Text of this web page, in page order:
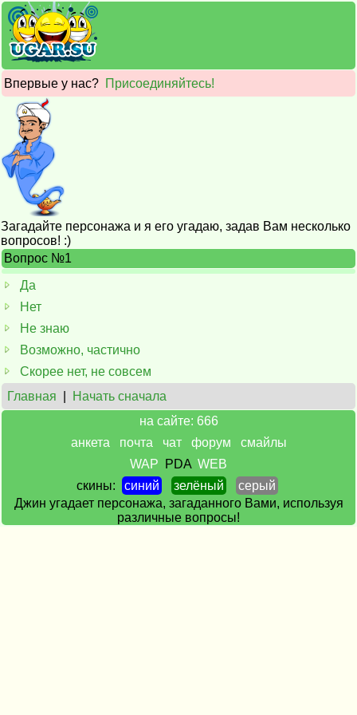
Впервые у нас? Присоединяйтесь!
Загадайте персонажа и я его угадаю, задав Вам несколько
вопросов! :)
Вопрос №1
Да
Нет
Не знаю
Возможно, частично
Скорее нет, не совсем
Главная
Начать сначала
на сайте: 666
анкета
почта чат форум
смайлы
WAP
PDA WEB
скины:
синий зелёный
серый
Джин угадает персонажа, загаданного Вами, используя
различные вопросы!